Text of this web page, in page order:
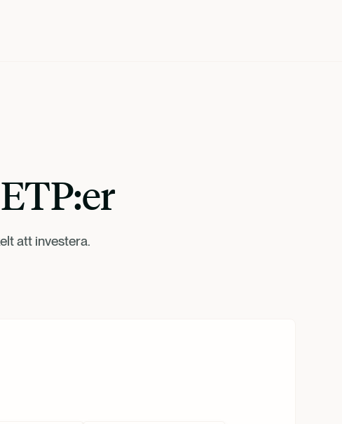
att investera.